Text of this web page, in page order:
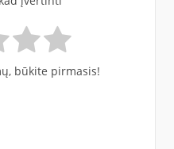
būkite pirmasis!